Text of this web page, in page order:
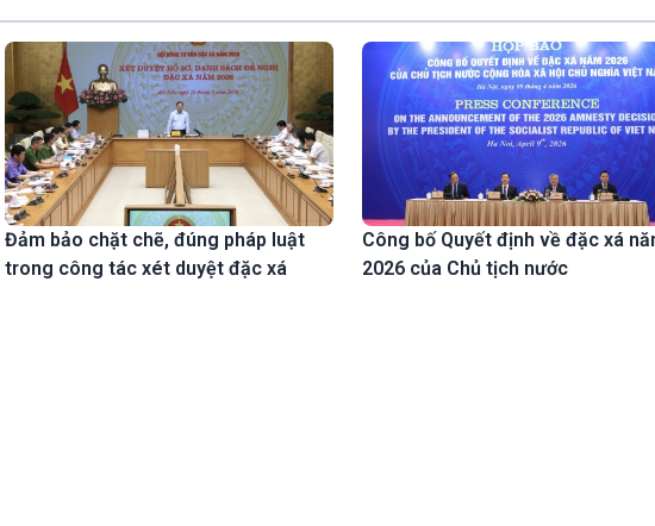
Đảm bảo chặt chẽ, đúng pháp luật
trong công tác xét duyệt đặc xá
Công bố Quyết định về đặc xá
2026 của Chủ tịch nước